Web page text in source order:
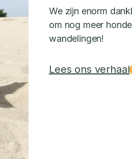
We zijn enorm
om nog meer
wandelingen!
Lees ons verhaal